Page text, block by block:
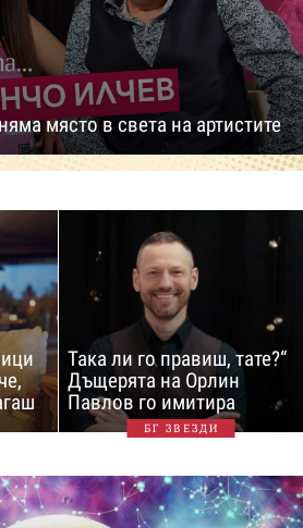
място в света на артистите
Така ли го правиш, тате?“
Дъщерята на Орлин
Павлов го имитира
БГ ЗВЕЗДИ